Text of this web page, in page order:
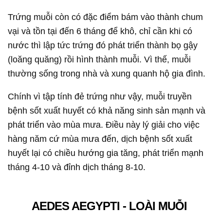
Trứng muỗi còn có đặc điểm bám vào thành chum
vại và tồn tại đến 6 tháng để khô, chỉ cần khi có
nước thì lập tức trứng đó phát triển thành bọ gậy
(loăng quăng) rồi hình thành muỗi. Vì thế, muỗi
thường sống trong nhà và xung quanh hộ gia đình.
Chính vì tập tính đẻ trứng như vậy, muỗi truyền
bệnh sốt xuất huyết có khả năng sinh sản mạnh và
phát triển vào mùa mưa. Điều này lý giải cho việc
hàng năm cứ mùa mưa đến, dịch bệnh sốt xuất
huyết lại có chiều hướng gia tăng, phát triển mạnh
tháng 4-10 và đỉnh dịch tháng 8-10.
AEDES AEGYPTI - LOÀI MUỖI